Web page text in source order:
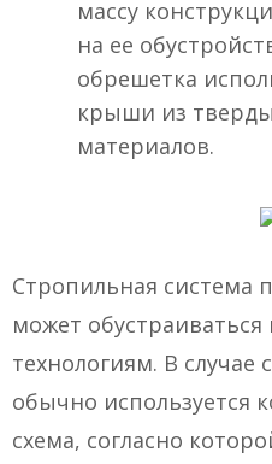
массу
на ее
обрешетка
крыши из
материалов.
Стропильная система
может
технологиям. В случае
обычно используется
схема, согласно